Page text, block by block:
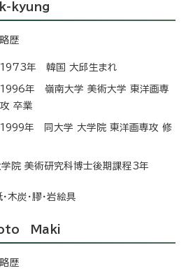
kyung
略歴
1973年 韓国 大邱生まれ
1996年 嶺南大学 美術大学 東洋画専
攻 卒業
1999年 同大学 大学院 東洋画専攻 修
院 美術研究科博士後期課程3年
木炭・膠・岩絵具
Maki
略歴